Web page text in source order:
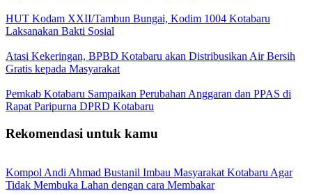
HUT Kodam XXII/Tambun Bungai, Kodim 1004 Kotabaru
Laksanakan Bakti Sosial
Atasi Kekeringan, BPBD Kotabaru akan Distribusikan Air Bersih
Gratis kepada Masyarakat
Pemkab Kotabaru Sampaikan Perubahan Anggaran dan PPAS di
Rapat Paripurna DPRD Kotabaru
Rekomendasi untuk kamu
Kompol Andi Ahmad Bustanil Imbau Masyarakat Kotabaru Agar
Tidak Membuka Lahan dengan cara Membakar